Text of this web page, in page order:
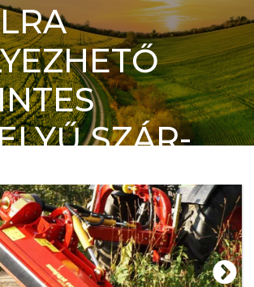
SZÁR-
KIHELYEZHETŐ VIZSZINTES